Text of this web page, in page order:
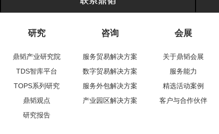
研究
鼎韬产业研究院
TDS智库平台
TOPS系列研究
鼎韬观点
研究报告
咨询
服务贸易解决方案
数字贸易解决方案
服务外包解决方案
产业园区解决方案
会展
关于鼎韬会展
服务能力
精选活动案例
客户与合作伙伴